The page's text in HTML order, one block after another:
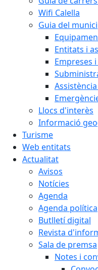
Wifi Calella
Guia del
Entitats i
Empreses
Llocs d'interès
Informació
Turisme
Web entitats
Actualitat
Avisos
Notícies
Agenda
Agenda política
Butlletí digital
Revista
Sala de premsa
Notes i